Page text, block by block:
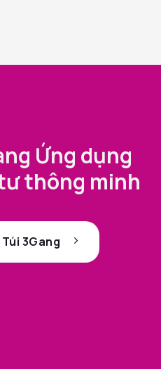
Ứng dụng
thông minh
3Gang